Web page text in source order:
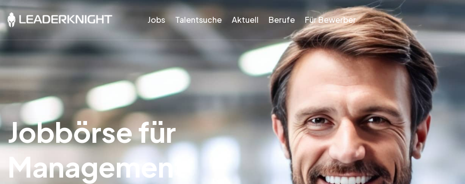
Jobs Talentsuche Aktuell Berufe Für Bewerber
Jobbörse für
Management